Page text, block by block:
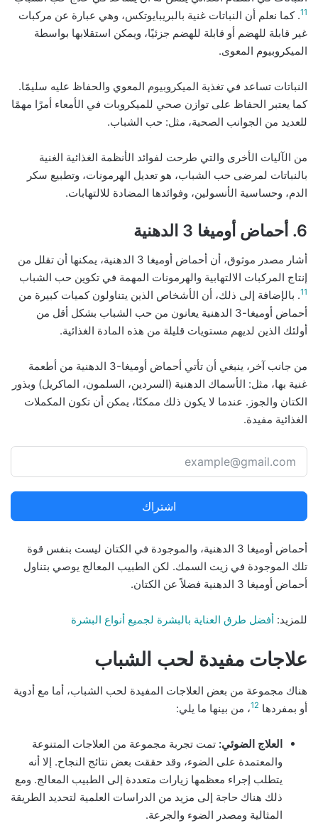
11. كما نعلم أن النباتات غنية بالبريبايوتكس، وهي عبارة عن مركبات
غير قابلة للهضم أو قابلة للهضم جزئيًا، ويمكن استقلابها بواسطة
الميكروبيوم المعوى.
النباتات تساعد في تغذية الميكروبيوم المعوي والحفاظ عليه سليمًا.
كما يعتبر الحفاظ على توازن صحي للميكروبات في الأمعاء أمرًا مهمًا
للعديد من الجوانب الصحية، مثل: حب الشباب.
من الآليات الأخرى والتي طرحت لفوائد الأنظمة الغذائية الغنية
بالنباتات لمرضى حب الشباب، هو تعديل الهرمونات، وتطبيع سكر
الدم، وحساسية الأنسولين، وفوائدها المضادة للالتهابات.
6. أحماض أوميغا 3 الدهنية
أشار مصدر موثوق، أن أحماض أوميغا 3 الدهنية، يمكنها أن تقلل من
إنتاج المركبات الالتهابية والهرمونات المهمة في تكوين حب الشباب
11. بالإضافة إلى ذلك، أن الأشخاص الذين يتناولون كميات كبيرة من
أحماض أوميغا-3 الدهنية يعانون من حب الشباب بشكل أقل من
أولئك الذين لديهم مستويات قليلة من هذه المادة الغذائية.
من جانب آخر، ينبغي أن تأتي أحماض أوميغا-3 الدهنية من أطعمة
غنية بها، مثل: الأسماك الدهنية (السردين، السلمون، الماكريل) وبذور
الكتان والجوز. عندما لا يكون ذلك ممكنًا، يمكن أن تكون المكملات
الغذائية مفيدة.
اشتراك
أحماض أوميغا 3 الدهنية، والموجودة في الكتان ليست بنفس قوة
تلك الموجودة في زيت السمك. لكن الطبيب المعالج يوصي بتناول
أحماض أوميغا 3 الدهنية فضلاً عن الكتان.
للمزيد: أفضل طرق العناية بالبشرة لجميع أنواع البشرة
علاجات مفيدة لحب الشباب
هناك مجموعة من بعض العلاجات المفيدة لحب الشباب، أما مع أدوية
أو بمفردها 12، من بينها ما يلي:
العلاج الضوئي: تمت تجربة مجموعة من العلاجات المتنوعة
والمعتمدة على الضوء، وقد حققت بعض نتائج النجاح. إلا أنه
يتطلب إجراء معظمها زيارات متعددة إلى الطبيب المعالج. ومع
ذلك هناك حاجة إلى مزيد من الدراسات العلمية لتحديد الطريقة
المثالية ومصدر الضوء والجرعة.